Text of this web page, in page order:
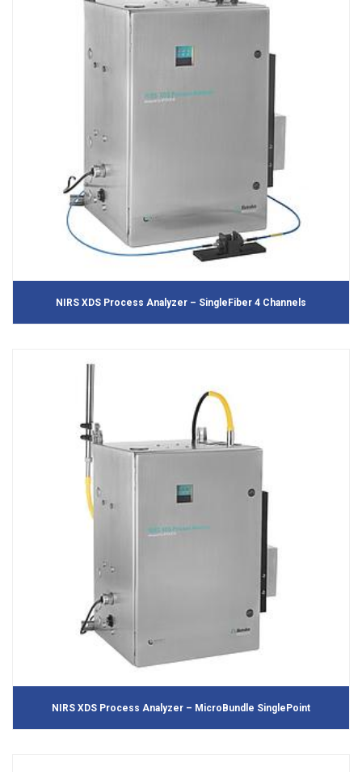
NIRS XDS Process Analyzer – SingleFiber 4 Channels
NIRS XDS Process Analyzer – MicroBundle SinglePoint